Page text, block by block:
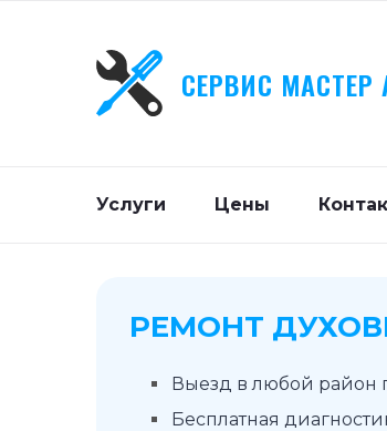
СЕРВИС МАСТЕР
Услуги Цены
РЕМОНТ
Выезд в любой район
Бесплатная